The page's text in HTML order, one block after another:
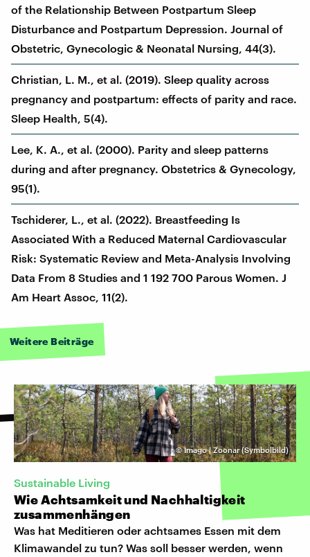
of the Relationship Between Postpartum Sleep
Disturbance and Postpartum Depression. Journal of
Obstetric, Gynecologic & Neonatal Nursing, 44(3).
Christian, L. M., et al. (2019). Sleep quality across
pregnancy and postpartum: effects of parity and race.
Sleep Health, 5(4).
Lee, K. A., et al. (2000). Parity and sleep patterns
during and after pregnancy. Obstetrics & Gynecology,
95(1).
Tschiderer, L., et al. (2022). Breastfeeding Is
Associated With a Reduced Maternal Cardiovascular
Risk: Systematic Review and Meta-Analysis Involving
Data From 8 Studies and 1 192 700 Parous Women. J
Am Heart Assoc, 11(2).
Weitere Beiträge
©Imago | Zoonar (Symbolbild)
Sustainable Living
Wie Achtsamkeit und Nachhaltigkeit
zusammenhängen
Was hat Meditieren oder achtsames Essen mit dem
Klimawandel zu tun? Was soll besser werden, wenn